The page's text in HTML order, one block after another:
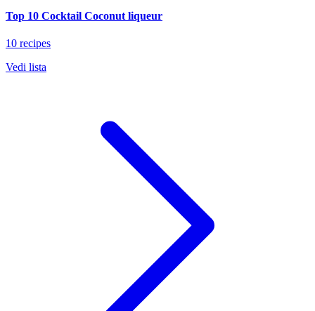
Top 10 Cocktail Coconut liqueur
10 recipes
Vedi lista